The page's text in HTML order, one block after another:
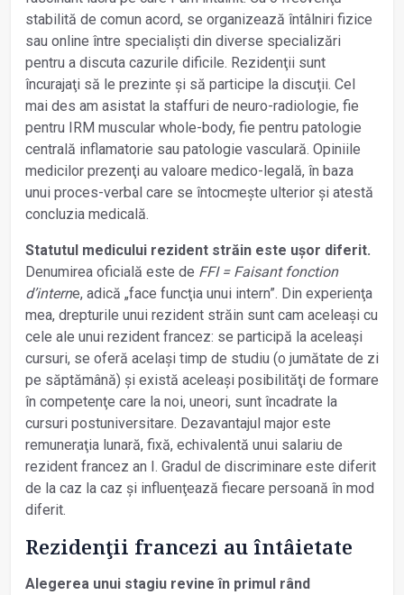
stabilită de comun acord, se organizează întâlniri fizice
sau online între specialiști din diverse specializări
pentru a discuta cazurile dificile. Rezidenţii sunt
încurajaţi să le prezinte și să participe la discuţii. Cel
mai des am asistat la staffuri de neuro-radiologie, fie
pentru IRM muscular whole-body, fie pentru patologie
centrală inflamatorie sau patologie vasculară. Opiniile
medicilor prezenţi au valoare medico-legală, în baza
unui proces-verbal care se întocmește ulterior și atestă
concluzia medicală.
Statutul medicului rezident străin este ușor diferit.
Denumirea oficială este de FFI = Faisant fonction
d’interne, adică „face funcţia unui intern”. Din experienţa
mea, drepturile unui rezident străin sunt cam aceleași cu
cele ale unui rezident francez: se participă la aceleași
cursuri, se oferă același timp de studiu (o jumătate de zi
pe săptămână) și există aceleași posibilităţi de formare
în competenţe care la noi, uneori, sunt încadrate la
cursuri postuniversitare. Dezavantajul major este
remuneraţia lunară, fixă, echivalentă unui salariu de
rezident francez an I. Gradul de discriminare este diferit
de la caz la caz și influenţează fiecare persoană în mod
diferit.
Rezidenţii francezi au întâietate
Alegerea unui stagiu revine în primul rând